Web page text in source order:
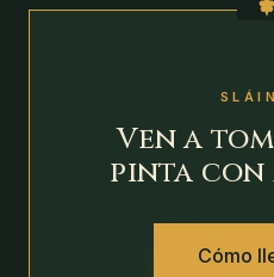
Ven a
pinta
Cómo